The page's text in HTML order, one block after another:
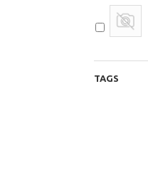
TAGS